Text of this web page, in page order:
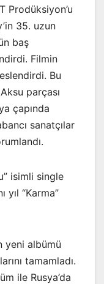
Prodüksiyon’u
35. uzun
baş
Filmin
Bu
parçası
çapında
sanatçılar
isimli single
yıl “Karma”
yeni albümü
tamamladı.
ile Rusya’da